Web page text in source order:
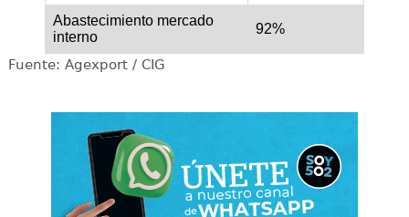
Abastecimiento mercado
interno
92%
Fuente: Agexport / CIG